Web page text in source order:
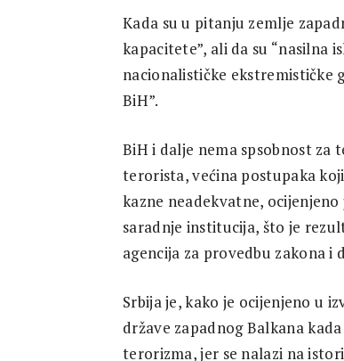
Kada su u pitanju zemlje
kapacitete”, ali da su “nasilna
nacionalističke ekstremističke
BiH”.
BiH i dalje nema spsobnost
terorista, većina postupaka
kazne neadekvatne,
saradnje institucija, što je
agencija za provedbu zakona i
Srbija je, kako je ocijenjeno u
države zapadnog Balkana
terorizma, jer se nalazi na